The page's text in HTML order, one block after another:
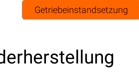
Getriebeinstandsetzung